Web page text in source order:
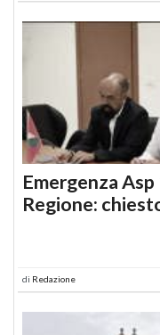
Emergenza
Regione:
di Redazione